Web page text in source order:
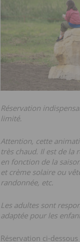
Réservation
limité.
Attention, cette
très chaud. Il est de la
en fonction de la
et crème solaire ou
randonnée, etc.
Les adultes sont
adaptée pour les
Réservation ci-dessous